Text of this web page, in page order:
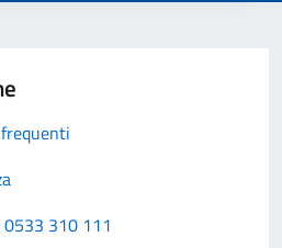
0533 310 111